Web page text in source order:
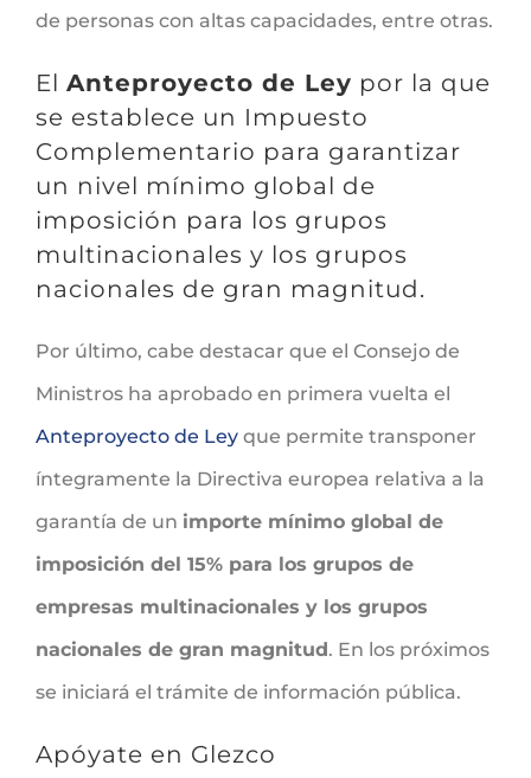
de personas con altas capacidades, entre otras.
El Anteproyecto de Ley por la que
se establece un Impuesto
Complementario para garantizar
un nivel mínimo global de
imposición para los grupos
multinacionales y los grupos
nacionales de gran magnitud.
Por último, cabe destacar que el Consejo de
Ministros ha aprobado en primera vuelta el
Anteproyecto de Ley que permite transponer
íntegramente la Directiva europea relativa a la
garantía de un importe mínimo global de
imposición del 15% para los grupos de
empresas multinacionales y los grupos
nacionales de gran magnitud. En los próximos
se iniciará el trámite de información pública.
Apóyate en Glezco